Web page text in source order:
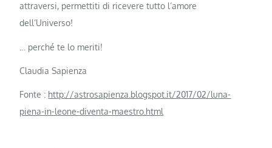
attraversi, permettiti di ricevere tutto l’amore
dell’Universo!
… perché te lo meriti!
Claudia Sapienza
Fonte : http://astrosapienza.blogspot.it/2017/02/luna-
piena-in-leone-diventa-maestro.html